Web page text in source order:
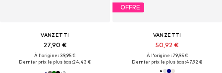
VANZETTI
27,90 €
À l'origine : 39,95 €
Dernier prix le plus bas :24,43 €
OFFRE
VANZETTI
50,92 €
À l'origine : 79,95 €
Dernier prix le plus bas :47,92 €